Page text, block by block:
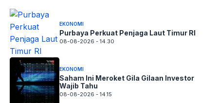
EKONOMI
Purbaya Perkuat Penjaga Laut Timur RI
08-08-2026 - 14.30
EKONOMI
Saham Ini Meroket Gila Gilaan Investor
Wajib Tahu
08-08-2026 - 14.15